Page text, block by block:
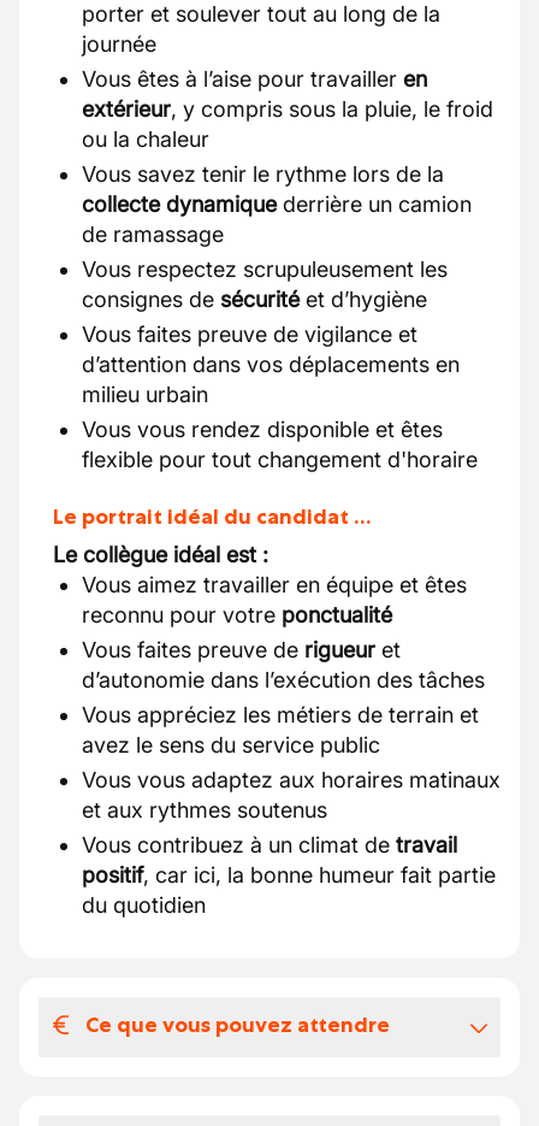
porter et soulever tout au long de la
journée
Vous êtes à l’aise pour travailler en
extérieur, y compris sous la pluie, le froid
ou la chaleur
Vous savez tenir le rythme lors de la
collecte dynamiquederrière un camion
de ramassage
Vous respectez scrupuleusement les
consignes de sécuritéet d’hygiène
Vous faites preuve de vigilance et
d’attention dans vos déplacements en
milieu urbain
Vous vous rendez disponible et êtes
flexible pour tout changement d'horaire
Le portrait idéal du candidat …
Le collègue idéal est :
Vous aimez travailler en équipe et êtes
reconnu pour votre ponctualité
Vous faites preuve de rigueur et
d’autonomie dans l’exécution des tâches
Vous appréciez les métiers de terrain et
avez le sens du service public
Vous vous adaptez aux horaires matinaux
et aux rythmes soutenus
Vous contribuez à un climat de travail
positif, car ici, la bonne humeur fait partie
du quotidien
Ce que vous pouvez attendre